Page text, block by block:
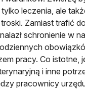
leczenia, ale
Zamiast trafić
schronienie w
pracy. Co istotne,
i inne
pracownicy